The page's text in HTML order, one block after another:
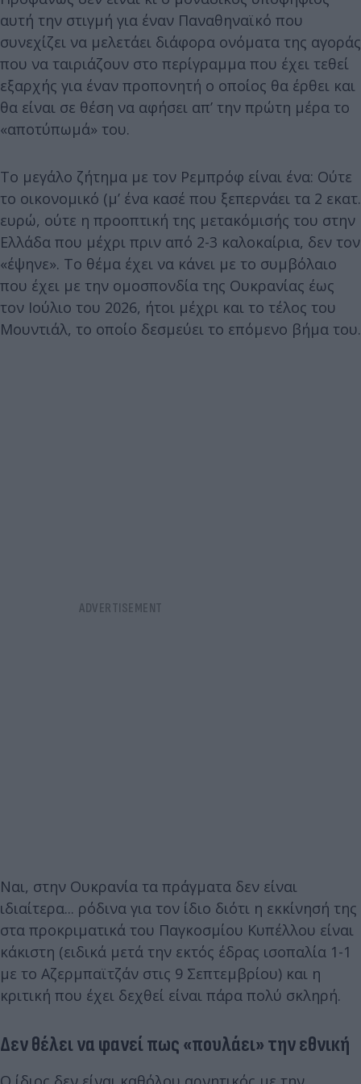
αυτή την στιγμή για έναν Παναθηναϊκό που
συνεχίζει να μελετάει διάφορα ονόματα της αγοράς
που να ταιριάζουν στο περίγραμμα που έχει τεθεί
εξαρχής για έναν προπονητή ο οποίος θα έρθει και
θα είναι σε θέση να αφήσει απ’ την πρώτη μέρα το
«αποτύπωμά» του.
Το μεγάλο ζήτημα με τον Ρεμπρόφ είναι ένα: Ούτε
το οικονομικό (μ’ ένα κασέ που ξεπερνάει τα 2 εκατ.
ευρώ, ούτε η προοπτική της μετακόμισής του στην
Ελλάδα που μέχρι πριν από 2-3 καλοκαίρια, δεν τον
«έψηνε». Το θέμα έχει να κάνει με το συμβόλαιο
που έχει με την ομοσπονδία της Ουκρανίας έως
τον Ιούλιο του 2026, ήτοι μέχρι και το τέλος του
Μουντιάλ, το οποίο δεσμεύει το επόμενο βήμα του.
Ναι, στην Ουκρανία τα πράγματα δεν είναι
ιδιαίτερα... ρόδινα για τον ίδιο διότι η εκκίνησή της
στα προκριματικά του Παγκοσμίου Κυπέλλου είναι
κάκιστη (ειδικά μετά την εκτός έδρας ισοπαλία 1-1
με το Αζερμπαϊτζάν στις 9 Σεπτεμβρίου) και η
κριτική που έχει δεχθεί είναι πάρα πολύ σκληρή.
Δεν θέλει να φανεί πως «πουλάει» την εθνική